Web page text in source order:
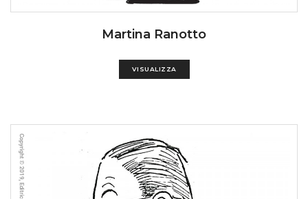
Martina Ranotto
VISUALIZZA